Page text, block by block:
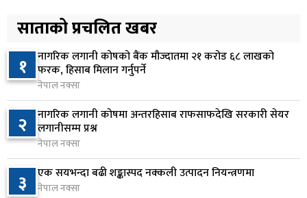
५
सिद्धबाबा सुरुङ निर्माणमा ३ अर्ब १ करोड खर्च, २०८३
फागुनको समयसीमा
९ घण्टा अघि
६
निम्सदाइसहित चार पर्वतारोहीको शव बेस क्याम्पमा
ल्याइयो
२१ घण्टा अघि
७
सुनसरी र सिरहाका घटनाका पीडितलाई राहत र उपचार
दिने सरकारको निर्णय
१ दिन अघि
साताको प्रचलित खबर
१ नागरिक लगानी कोषको बैंक मौज्दातमा २१ करोड ६८ लाखको
फरक, हिसाब मिलान गर्नुपर्ने
नेपाल नक्सा
२ नागरिक लगानी कोषमा अन्तरहिसाब राफसाफदेखि सरकारी सेयर
लगानीसम्म प्रश्न
नेपाल नक्सा
३ एक सयभन्दा बढी शङ्कास्पद नक्कली उत्पादन नियन्त्रणमा
नेपाल नक्सा